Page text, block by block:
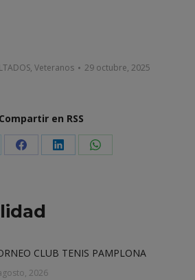
, Veteranos 29 octubre, 2025
Compartir en RSS
Share Share Share
CLUB TENIS PAMPLONA
2026